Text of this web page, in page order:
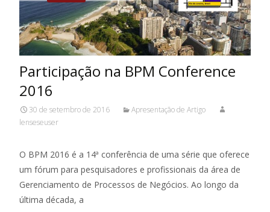
Participação na BPM Conference
2016
30 de setembro de 2016
Apresentação de Artigo
lenseseuser
O BPM 2016 é a 14ª conferência de uma série que oferece
um fórum para pesquisadores e profissionais da área de
Gerenciamento de Processos de Negócios. Ao longo da
última década, a